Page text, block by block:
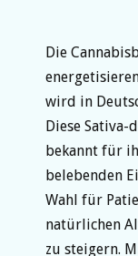
Die
wird in
Diese
bekannt für
belebenden
Wahl für
natürlichen
zu steigern.